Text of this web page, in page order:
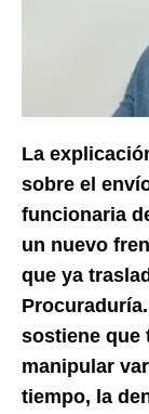
La
sobre el
funcionaria
un nuevo
que ya
sostiene que
manipular
tiempo, la